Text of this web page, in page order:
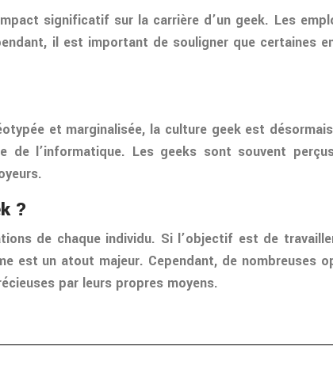
significatif sur la carrière d’un geek. Les
il est important de souligner que certaines
et marginalisée, la culture geek est
l’informatique. Les geeks sont souvent
?
de chaque individu. Si l’objectif est de
est un atout majeur. Cependant, de nombreuses
par leurs propres moyens.